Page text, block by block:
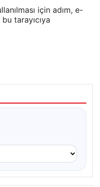
için adım, e-
tarayıcıya